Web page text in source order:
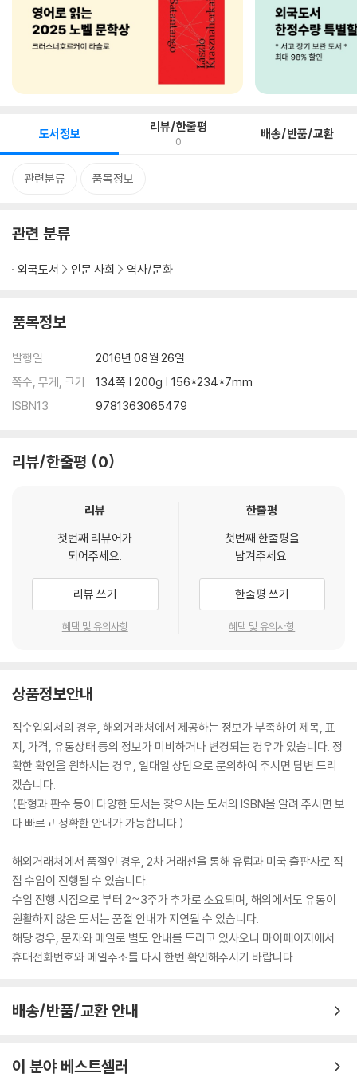
도서정보 리뷰/한줄평
0 배송/반품/교환
관련분류 품목정보
관련 분류
외국도서 인문 사회 역사/문화
품목정보
발행일
2016년 08월 26일
쪽수, 무게, 크기
134쪽 | 200g | 156*234*7mm
ISBN13
9781363065479
리뷰/한줄평 0
리뷰
첫번째 리뷰어가
되어주세요.
리뷰 쓰기
혜택 및 유의사항
한줄평
첫번째 한줄평을
남겨주세요.
한줄평 쓰기
혜택 및 유의사항
상품정보안내
직수입외서의 경우, 해외거래처에서 제공하는 정보가 부족하여 제목, 표
지, 가격, 유통상태 등의 정보가 미비하거나 변경되는 경우가 있습니다. 정
확한 확인을 원하시는 경우, 일대일 상담으로 문의하여 주시면 답변 드리
겠습니다.
(판형과 판수 등이 다양한 도서는 찾으시는 도서의 ISBN을 알려 주시면 보
다 빠르고 정확한 안내가 가능합니다.)
해외거래처에서 품절인 경우, 2차 거래선을 통해 유럽과 미국 출판사로 직
접 수입이 진행될 수 있습니다.
수입 진행 시점으로 부터 2~3주가 추가로 소요되며, 해외에서도 유통이
원활하지 않은 도서는 품절 안내가 지연될 수 있습니다.
해당 경우, 문자와 메일로 별도 안내를 드리고 있사오니 마이페이지에서
휴대전화번호와 메일주소를 다시 한번 확인해주시기 바랍니다.
배송/반품/교환 안내
이 분야 베스트셀러